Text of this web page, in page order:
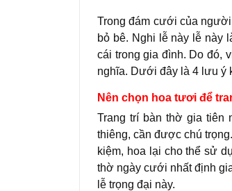
Trong đám cưới của người
bỏ bê. Nghi lễ này lễ này
cái trong gia đình. Do đó,
nghĩa. Dưới đây là 4 lưu ý
Nên chọn hoa tươi để
Trang trí bàn thờ gia tiên
thiêng, cần được chú
kiệm, hoa lại cho thể sử
thờ ngày cưới nhất định
lễ trọng đại này.